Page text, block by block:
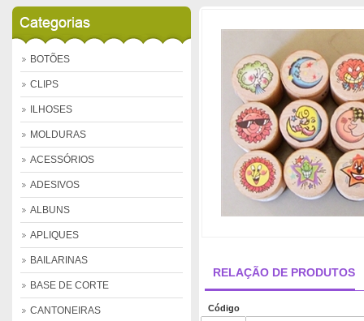
BOTÕES
CLIPS
ILHOSES
MOLDURAS
ACESSÓRIOS
ADESIVOS
ALBUNS
APLIQUES
BAILARINAS
BASE DE CORTE
CANTONEIRAS
RELAÇÃO DE PRODUTOS
Código